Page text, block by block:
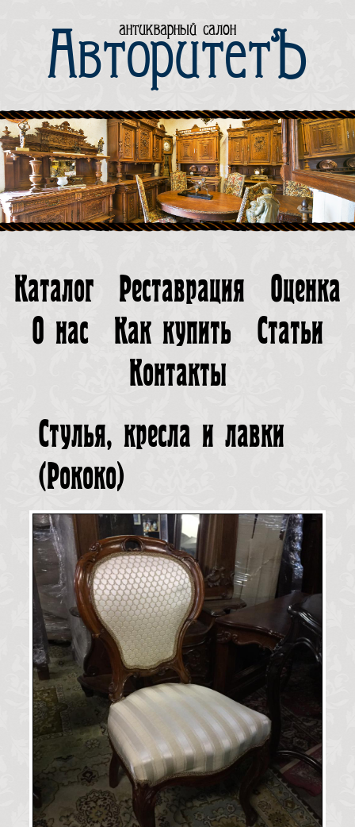
антикварный салон
АвторитетЪ
Каталог Реставрация
Оценка
О нас
Как купить
Статьи
Контакты
Стулья, кресла и лавки
(Рококо)